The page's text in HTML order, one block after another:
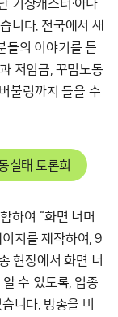
기상캐스터·아나
니다. 전국에서 새
들의 이야기를 듣
저임금, 꾸밈노동
불링까지 들을 수
실태 토론회
하여 “화면 너머
지를 제작하여, 9
현장에서 화면 너
수 있도록, 업종
니다. 방송을 비